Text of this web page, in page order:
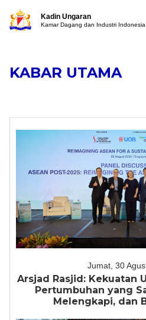
Kadin Ungaran
Kamar Dagang dan Industri Indonesia
KABAR UTAMA
Jumat, 30
Arsjad Rasjid: Kekuatan
Pertumbuhan yang
Melengkapi, dan